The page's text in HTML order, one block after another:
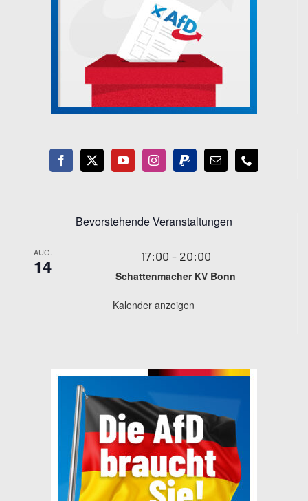
Bevorstehende Veranstaltungen
AUG.
14 17:00 - 20:00
Schattenmacher KV Bonn
Kalender anzeigen